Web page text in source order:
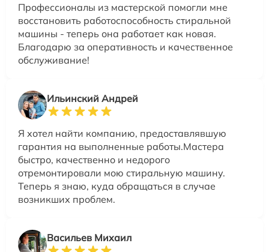
Профессионалы из мастерской помогли мне
восстановить работоспособность стиральной
машины - теперь она работает как новая.
Благодарю за оперативность и качественное
обслуживание!
Ильинский Андрей
Я хотел найти компанию, предоставлявшую
гарантия на выполненные работы.Мастера
быстро, качественно и недорого
отремонтировали мою стиральную машину.
Теперь я знаю, куда обращаться в случае
возникших проблем.
Васильев Михаил